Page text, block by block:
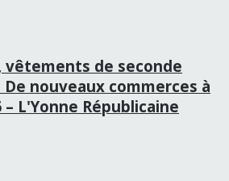
vêtements de seconde
nouveaux commerces à
L'Yonne Républicaine